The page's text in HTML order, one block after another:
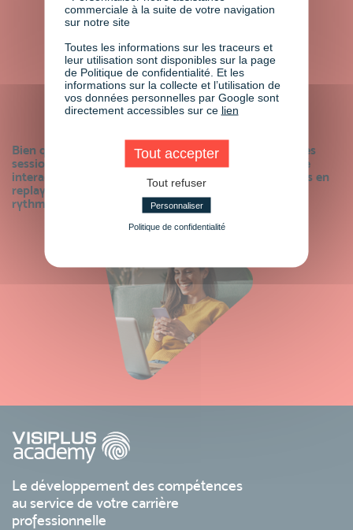
Bien que nous vous recommandions de participer à ces
sessions en direct afin de pouvoir profiter de leur côté
interactif, elles seront aussi enregistrées et disponibles en
replay, vous permettant ainsi de les visionner à votre
rythme selon votre emploi du temps.
Le développement des compétences
au service de votre carrière
professionnelle
commerciale à la suite de votre navigation
sur notre site
Toutes les informations sur les traceurs et
leur utilisation sont disponibles sur la page
de Politique de confidentialité. Et les
informations sur la collecte et l’utilisation de
vos données personnelles par Google sont
directement accessibles sur ce lien
Tout accepter
Tout refuser
Personnaliser
Politique de confidentialité